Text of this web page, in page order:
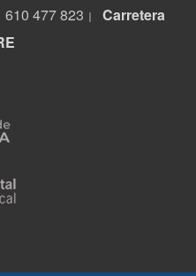
610 477 823
Carretera